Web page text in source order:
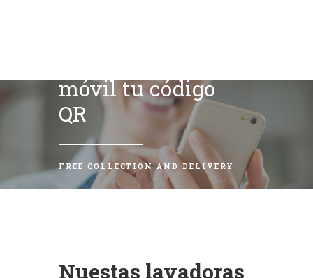
móvil tu código
QR
FREE COLLECTION AND DELIVERY
Nuestas lavadoras